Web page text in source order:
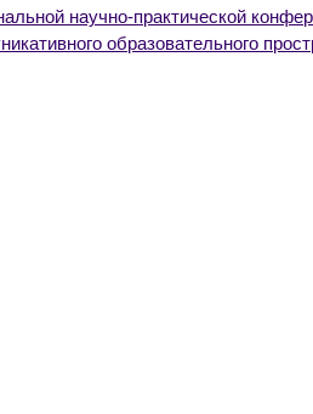
научно-практической
образовательного